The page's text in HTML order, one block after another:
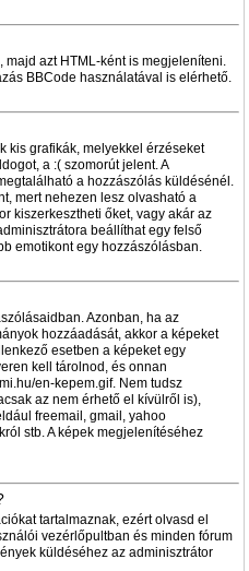
majd azt HTML-ként is megjeleníteni.
BBCode használatával is elérhető.
kis grafikák, melyekkel érzéseket
a :( szomorút jelent. A
a hozzászólás küldésénél.
mert nehezen lesz olvasható a
kiszerkesztheti őket, vagy akár az
beállíthat egy felső
emotikont egy hozzászólásban.
Azonban, ha az
hozzáadását, akkor a képeket
esetben a képeket egy
kell tárolnod, és onnan
en-kepem.gif. Nem tudsz
az nem érhető el kívülről is),
freemail, gmail, yahoo
stb. A képek megjelenítéséhez
tartalmaznak, ezért olvasd el
vezérlőpultban és minden fórum
küldéséhez az adminisztrátor